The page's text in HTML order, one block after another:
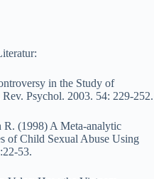
in the Study of
Psychol. 2003. 54: 229-252.
R. (1998) A Meta-analytic
of Child Sexual Abuse Using
53.